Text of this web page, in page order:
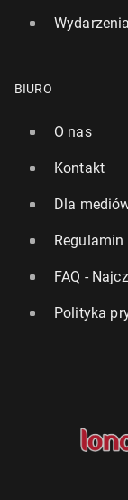
Wydarzenia
BIURO
O nas
Kontakt
Dla
Regulamin
FAQ -
Polityka